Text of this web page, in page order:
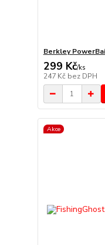
Berkley
299 Kč/ks
247 Kč bez DPH
Akce